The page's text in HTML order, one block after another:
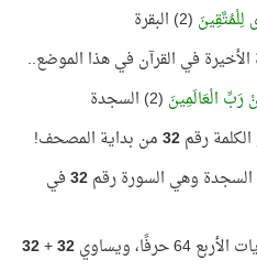
(2) البقرة
في القرآن في هذا الموضع..
رَبِّ الْعَالَمِينَ (2) السجدة
رقم32من بداية المصحف!
وهي السورة رقم32في
ويساوي
32
+
32